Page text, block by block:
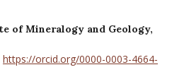
of Mineralogy and Geology,
https://orcid.org/0000-0003-4664-